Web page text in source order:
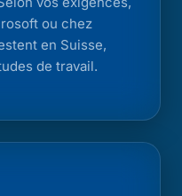
ou chez
en Suisse,
de travail.